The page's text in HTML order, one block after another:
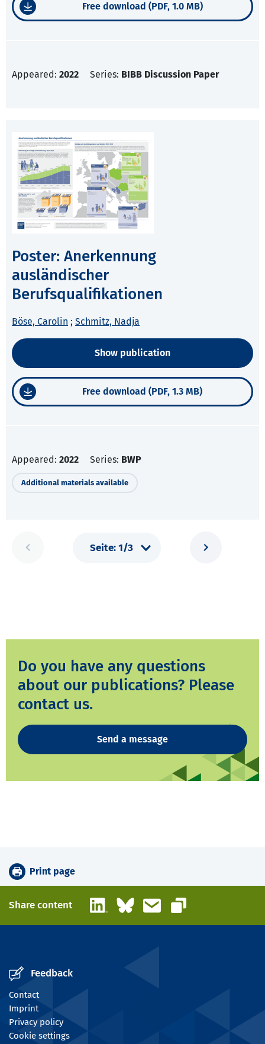
Free download (PDF, 1.0 MB)
Appeared: 2022 Series: BIBB Discussion Paper
Poster: Anerkennung
ausländischer
Berufsqualifikationen
Böse, Carolin ; Schmitz, Nadja
Show publication
Free download (PDF, 1.3 MB)
Appeared: 2022 Series: BWP
Additional materials available
Do you have any questions
about our publications? Please
contact us.
Send a message
Print page
Share content LinkedInBlueskyEmail
Copy link
Feedback
Contact
Imprint
Privacy policy
Cookie settings